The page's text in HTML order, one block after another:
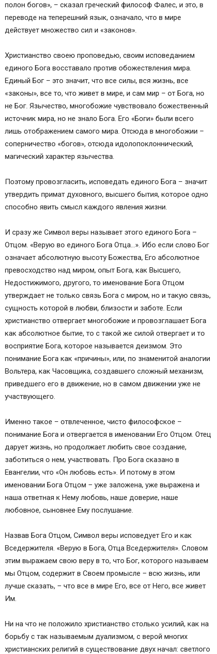
полон богов», – сказал греческий философ Фалес, и это, в
переводе на теперешний язык, означало, что в мире
действует множество сил и «законов».
Христианство своею проповедью, своим исповеданием
единого Бога восставало против обожествления мира.
Единый Бог – это значит, что все силы, вся жизнь, все
«законы», все то, что живет в мире, и сам мир – от Бога, но
не Бог. Язычество, многобожие чувствовало божественный
источник мира, но не знало Бога. Его «Боги» были всего
лишь отображением самого мира. Отсюда в многобожии –
соперничество «богов», отсюда идолопоклоннический,
магический характер язычества.
Поэтому провозгласить, исповедать единого Бога – значит
утвердить примат духовного, высшего бытия, которое одно
способно явить смысл каждого явления жизни.
И сразу же Символ веры называет этого единого Бога –
Отцом. «Верую во единого Бога Отца…». Ибо если слово Бог
означает абсолютную высоту Божества, Его абсолютное
превосходство над миром, опыт Бога, как Высшего,
Недостижимого, другого, то именование Бога Отцом
утверждает не только связь Бога с миром, но и такую связь,
сущность которой в любви, близости и заботе. Если
христианство отвергает многобожие и провозглашает Бога
как абсолютное бытие, то с такой же силой отвергает и то
восприятие Бога, которое называется деизмом. Это
понимание Бога как «причины», или, по знаменитой аналогии
Вольтера, как Часовщика, создавшего сложный механизм,
приведшего его в движение, но в самом движении уже не
участвующего.
Именно такое – отвлеченное, чисто философское –
понимание Бога и отвергается в именовании Его Отцом. Отец
дарует жизнь, но продолжает любить свое создание,
заботиться о нем, участвовать. Про Бога сказано в
Евангелии, что «Он любовь есть». И потому в этом
именовании Бога Отцом – уже заложена, уже выражена и
наша ответная к Нему любовь, наше доверие, наше
любовное, сыновнее Ему послушание.
Назвав Бога Отцом, Символ веры исповедует Его и как
Вседержителя. «Верую в Бога, Отца Вседержителя». Словом
этим выражаем свою веру в то, что Бог, которого называем
мы Отцом, содержит в Своем промысле – всю жизнь, или
лучше сказать, – что все в мире Его, все от Него, все живет
Им.
Ни на что не положило христианство столько усилий, как на
борьбу с так называемым дуализмом, с верой многих
христианских религий в существование двух начал: светлого